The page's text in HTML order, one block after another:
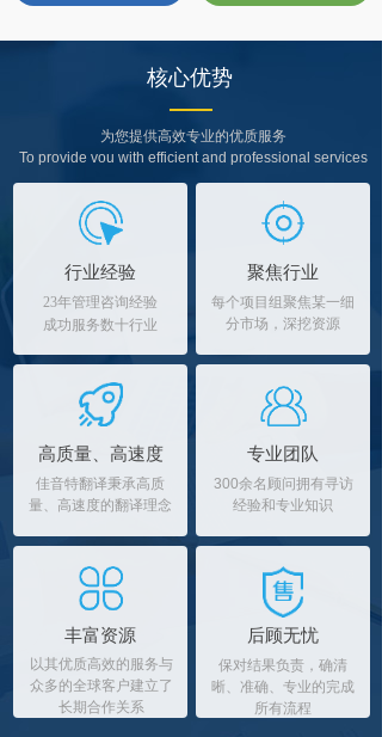
丰富资源
以其优质高效的服务与
众多的全球客户建立了
长期合作关系
每个项目组聚焦某一细
分市场，深挖资源
聚焦行业
核心优势
高质量、高速度
佳音特翻译秉承高质
量、高速度的翻译理念
行业经验
23年管理咨询经验
成功服务数十行业
后顾无忧
保对结果负责，确清
晰、准确、专业的完成
所有流程
专业团队
300余名顾问拥有寻访
经验和专业知识
为您提供高效专业的优质服务
To provide vou with efficient and professional services